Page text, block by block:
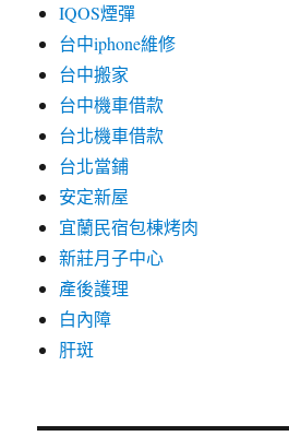
IQOS煙彈
台中iphone維修
台中搬家
台中機車借款
台北機車借款
台北當鋪
安定新屋
宜蘭民宿包棟烤肉
新莊月子中心
產後護理
白內障
肝斑